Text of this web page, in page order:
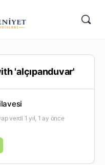
'alçıpanduvar'
verdi 1 yıl, 1 ay önce